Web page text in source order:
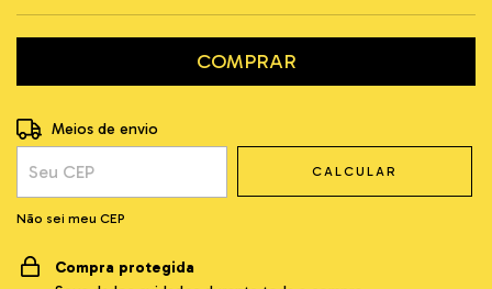
Entregas para o CEP:
Meios de envio
CALCULAR
Não sei meu CEP
Compra protegida